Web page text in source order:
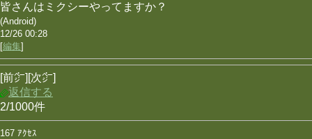
皆さんはミクシーやってますか？
(Android)
12/26 00:28
[編集]
[前㌻][次㌻]
返信する
2/1000件
167 ｱｸｾｽ